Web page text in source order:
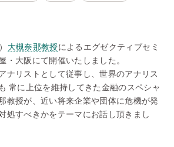
大槻奈那教授によるエグゼクティブセミ
・大阪にて開催いたしました。
ナリストとして従事し、世界のアナリス
常に上位を維持してきた金融のスペシャ
教授が、近い将来企業や団体に危機が発
処すべきかをテーマにお話し頂きまし